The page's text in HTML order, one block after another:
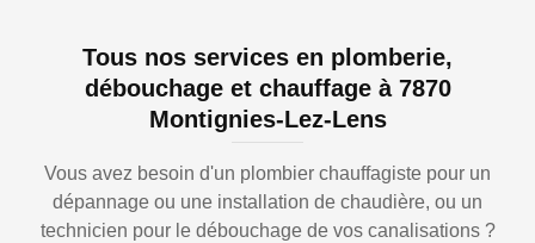
Tous nos services en plomberie,
débouchage et chauffage à 7870
Montignies-Lez-Lens
Vous avez besoin d'un plombier chauffagiste pour un
dépannage ou une installation de chaudière, ou un
technicien pour le débouchage de vos canalisations ?